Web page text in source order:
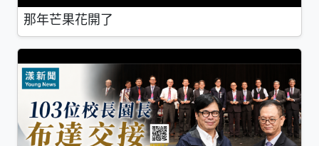
那年芒果花開了